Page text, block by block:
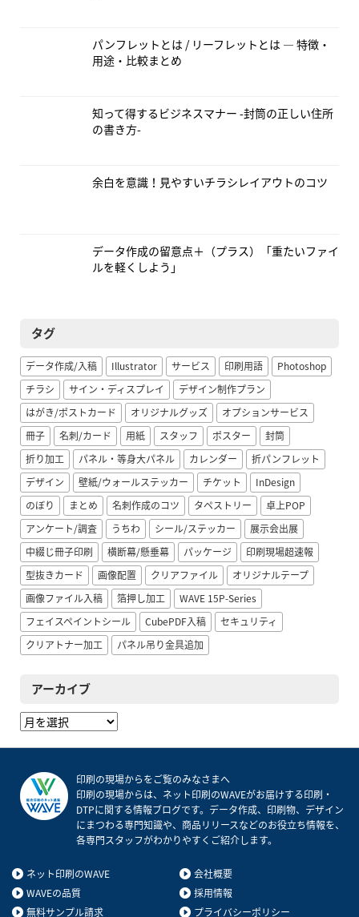
パンフレットとは / リーフレットとは — 特徴・
用途・比較まとめ
知って得するビジネスマナー -封筒の正しい住所
の書き方-
余白を意識！見やすいチラシレイアウトのコツ
データ作成の留意点＋（プラス）「重たいファイ
ルを軽くしよう」
タグ
データ作成/入稿 Illustrator サービス 印刷用語
Photoshop
チラシ
サイン・ディスプレイ
デザイン制作プラン
はがき/ポストカード
オリジナルグッズ
オプションサービス
冊子
名刺/カード 用紙 スタッフ ポスター
封筒
折り加工
パネル・等身大パネル カレンダー
折パンフレット
デザイン
壁紙/ウォールステッカー チケット
InDesign
のぼり
まとめ 名刺作成のコツ タペストリー
卓上POP
アンケート/調査
うちわ シール/ステッカー
展示会出展
中綴じ冊子印刷
横断幕/懸垂幕 パッケージ
印刷現場超速報
型抜きカード
画像配置 クリアファイル
オリジナルテープ
画像ファイル入稿
箔押し加工
WAVE 15P-Series
フェイスペイントシール
CubePDF入稿
セキュリティ
クリアトナー加工
パネル吊り金具追加
アーカイブ
ア
ー
カ
ブ
印刷の現場からをご覧のみなさまへ
印刷の現場からは、ネット印刷のWAVEがお届けする印刷・
DTPに関する情報ブログです。データ作成、印刷物、デザイン
にまつわる専門知識や、商品リリースなどのお役立ち情報を、
各専門スタッフがわかりやすくご紹介します。
ネット印刷のWAVE
WAVEの品質
無料サンプル請求
会社概要
採用情報
プライバシーポリシー